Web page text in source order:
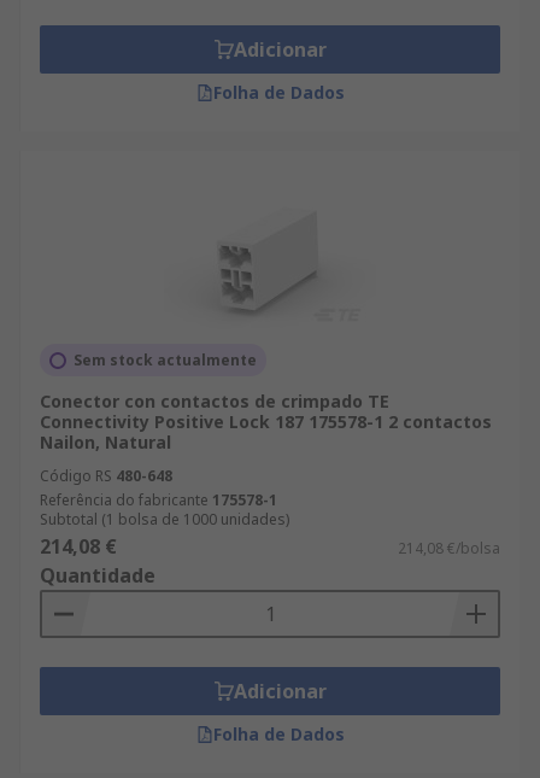
Adicionar
Folha de Dados
Sem stock actualmente
Conector con contactos de crimpado TE
Connectivity Positive Lock 187 175578-1 2 contactos
Nailon, Natural
Código RS 480-648
Referência do fabricante 175578-1
Subtotal (1 bolsa de 1000 unidades)
214,08 € 214,08 €/bolsa
Quantidade
Adicionar
Folha de Dados